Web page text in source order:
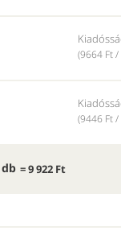
(9664 Ft
(9446 Ft
db = 9 922 Ft